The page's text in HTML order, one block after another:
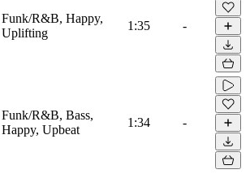
Funk/R&B, Happy,
Uplifting
1:35 -
Funk/R&B, Bass,
Happy, Upbeat
1:34 -